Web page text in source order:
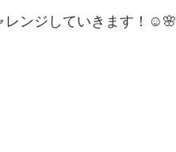
レンジしていきます！☺️🌸